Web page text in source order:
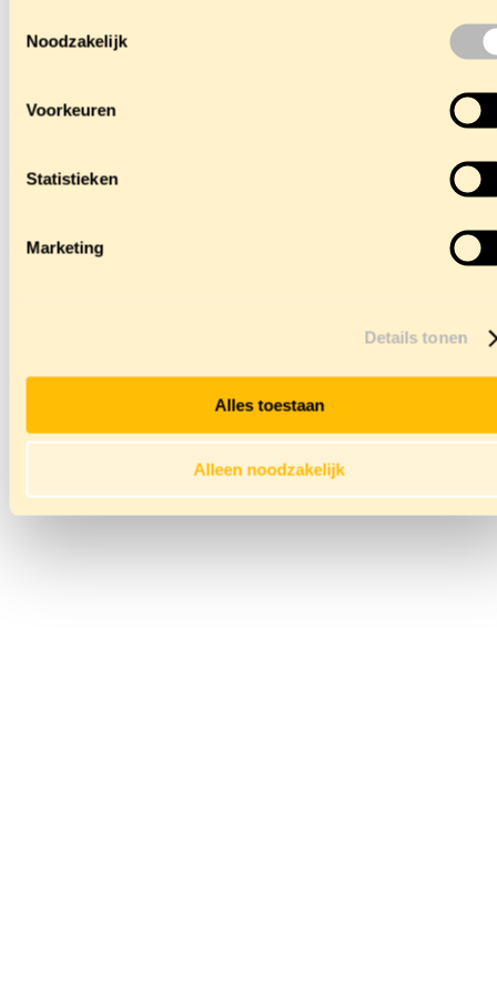
Noodzakelijk
Voorkeuren
Statistieken
Marketing
Details tonen
Alles toestaan
Alleen noodzakelijk